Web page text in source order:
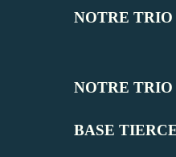
NOTRE
NOTRE
BASE